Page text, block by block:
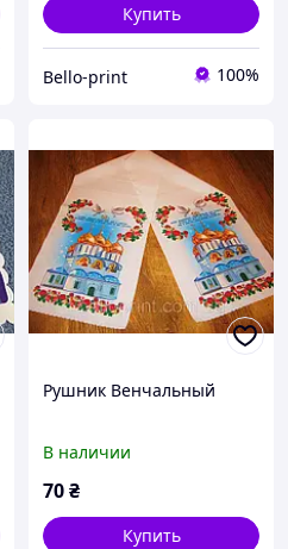
Купить
Bello-print 100%
Рушник Венчальный
В наличии
70₴
Купить